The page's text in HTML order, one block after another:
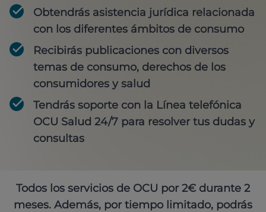
Obtendrás asistencia jurídica relacionada
con los diferentes ámbitos de consumo
Recibirás publicaciones con diversos
temas de consumo, derechos de los
consumidores y salud
Tendrás soporte con la Línea telefónica
OCU Salud 24/7 para resolver tus dudas y
consultas
Todos los servicios de OCU por 2€ durante 2
meses. Además, por tiempo limitado, podrás